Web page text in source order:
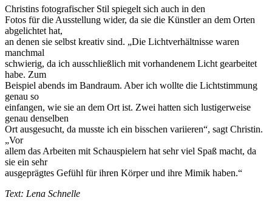
Christins fotografischer Stil spiegelt sich auch in den
Fotos für die Ausstellung wider, da sie die Künstler an dem Orten
abgelichtet hat,
an denen sie selbst kreativ sind. „Die Lichtverhältnisse waren
manchmal
schwierig, da ich ausschließlich mit vorhandenem Licht gearbeitet
habe. Zum
Beispiel abends im Bandraum. Aber ich wollte die Lichtstimmung
genau so
einfangen, wie sie an dem Ort ist. Zwei hatten sich lustigerweise
genau denselben
Ort ausgesucht, da musste ich ein bisschen variieren“, sagt Christin.
„Vor
allem das Arbeiten mit Schauspielern hat sehr viel Spaß macht, da
sie ein sehr
ausgeprägtes Gefühl für ihren Körper und ihre Mimik haben.“
Text: Lena Schnelle